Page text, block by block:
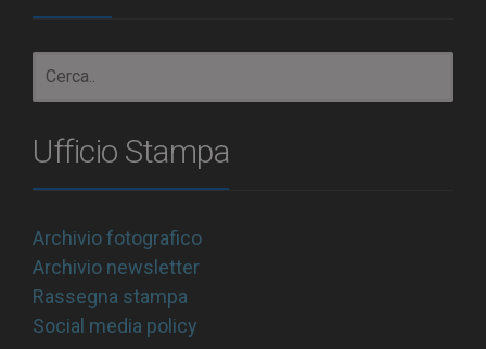
Ufficio Stampa
Archivio fotografico
Archivio newsletter
Rassegna stampa
Social media policy